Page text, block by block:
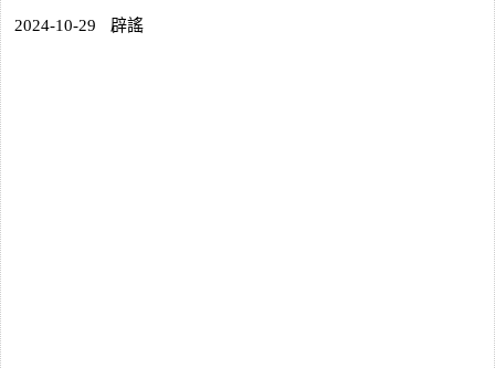
2024-10-29 辟謠